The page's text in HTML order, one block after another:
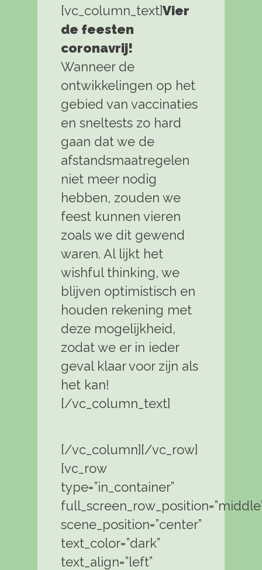
[vc_column_text]Vier
de feesten
coronavrij!
Wanneer de
ontwikkelingen op het
gebied van vaccinaties
en sneltests zo hard
gaan dat we de
afstandsmaatregelen
niet meer nodig
hebben, zouden we
feest kunnen vieren
zoals we dit gewend
waren. Al lijkt het
wishful thinking, we
blijven optimistisch en
houden rekening met
deze mogelijkheid,
zodat we er in ieder
geval klaar voor zijn als
het kan!
[/vc_column_text]
[/vc_column][/vc_row]
[vc_row
type=”in_container”
scene_position=”center”
text_color=”dark”
text_align=”left”